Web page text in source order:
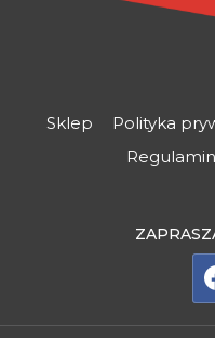
Sklep Polityka
Regulamin